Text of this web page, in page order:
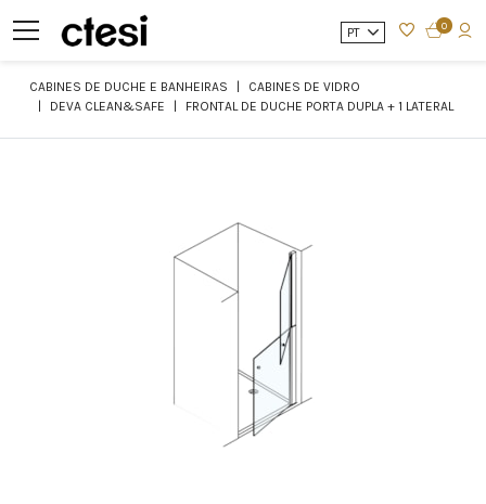
PT 0
CABINES DE DUCHE E BANHEIRAS
CABINES DE VIDRO
DEVA CLEAN&SAFE
FRONTAL DE DUCHE PORTA DUPLA + 1 LATERAL